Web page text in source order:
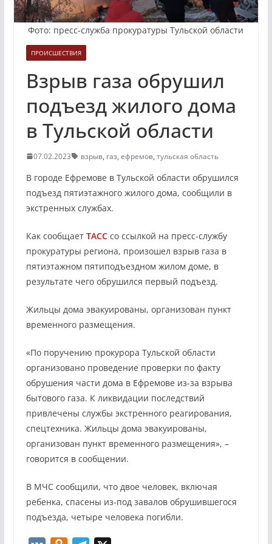
Фото: пресс-служба прокуратуры Тульской области
ПРОИСШЕСТВИЯ
Взрыв газа обрушил
подъезд жилого дома
в Тульской области
07.02.2023 взрыв, газ, ефремов, тульская область
В городе Ефремове в Тульской области обрушился
подъезд пятиэтажного жилого дома, сообщили в
экстренных службах.
Как сообщает ТАССсо ссылкой на пресс-службу
прокуратуры региона, произошел взрыв газа в
пятиэтажном пятиподъездном жилом доме, в
результате чего обрушился первый подъезд.
Жильцы дома эвакуированы, организован пункт
временного размещения.
«По поручению прокурора Тульской области
организовано проведение проверки по факту
обрушения части дома в Ефремове из-за взрыва
бытового газа. К ликвидации последствий
привлечены службы экстренного реагирования,
спецтехника. Жильцы дома эвакуированы,
организован пункт временного размещения», –
говорится в сообщении.
В МЧС сообщили, что двое человек, включая
ребенка, спасены из-под завалов обрушившегося
подъезда, четыре человека погибли.